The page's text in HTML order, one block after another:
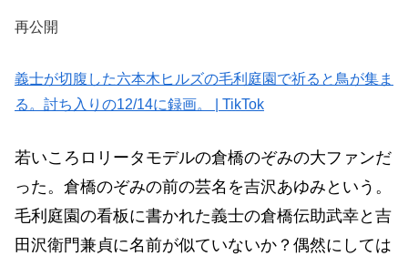
再公開
義士が切腹した六本木ヒルズの毛利庭園で祈ると鳥が集ま
る。討ち入りの12/14に録画。 | TikTok
若いころロリータモデルの倉橋のぞみの大ファンだ
った。倉橋のぞみの前の芸名を吉沢あゆみという。
毛利庭園の看板に書かれた義士の倉橋伝助武幸と吉
田沢衛門兼貞に名前が似ていないか？偶然にしては